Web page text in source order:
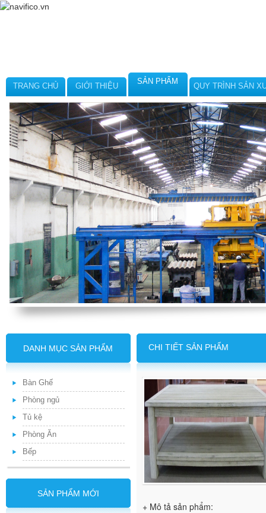
TRANG CHỦ GIỚI THIỆU
SẢN PHẨM
QUY TRÌNH SẢN
DANH MỤC SẢN PHẨM
Bàn Ghế
Phòng ngủ
Tủ kệ
Phòng Ăn
Bếp
SẢN PHẨM MỚI
CHI TIẾT SẢN PHẨM
+ Mô tả sản phẩm: